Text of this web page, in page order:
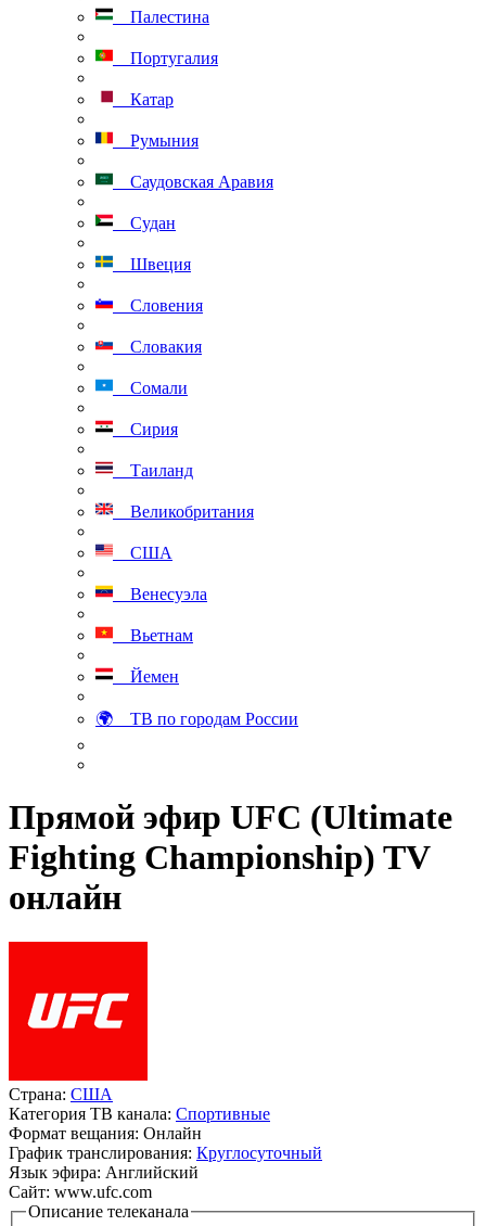
Палестина
Португалия
Катар
Румыния
Саудовская Аравия
Судан
Швеция
Словения
Словакия
Сомали
Сирия
Таиланд
Великобритания
США
Венесуэла
Вьетнам
Йемен
🌍 ТВ по городам России
Прямой эфир UFC (Ultimate
Fighting Championship) TV
онлайн
Страна: США
Категория ТВ канала: Спортивные
Формат вещания: Онлайн
График транслирования: Круглосуточный
Язык эфира: Английский
Сайт: www.ufc.com
Описание телеканала